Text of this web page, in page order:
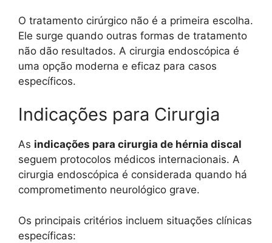
O tratamento cirúrgico não é a primeira escolha.
Ele surge quando outras formas de tratamento
não dão resultados. A cirurgia endoscópica é
uma opção moderna e eficaz para casos
específicos.
Indicações para Cirurgia
As indicações para cirurgia de hérnia discal
seguem protocolos médicos internacionais. A
cirurgia endoscópica é considerada quando há
comprometimento neurológico grave.
Os principais critérios incluem situações clínicas
específicas: